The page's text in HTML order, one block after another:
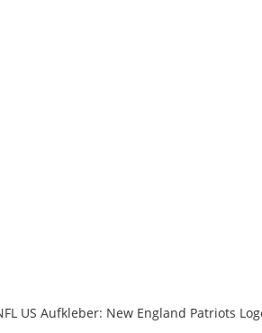
US Aufkleber: New England Patriots